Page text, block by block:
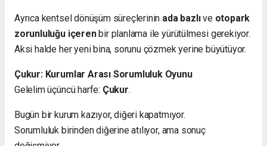
Ayrıca kentsel dönüşüm süreçlerinin ada bazlıve otopark
zorunluluğu içerenbir planlama ile yürütülmesi gerekiyor.
Aksi halde her yeni bina, sorunu çözmek yerine büyütüyor.
Çukur: Kurumlar Arası Sorumluluk Oyunu
Gelelim üçüncü harfe: Çukur.
Bugün bir kurum kazıyor, diğeri kapatmıyor.
Sorumluluk birinden diğerine atılıyor, ama sonuç